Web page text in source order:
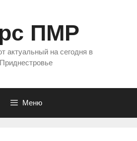
ПМР
актуальный на сегодня в
Приднестровье
Меню